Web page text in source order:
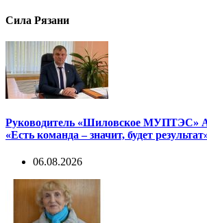
Сила Рязани
Руководитель «Шиловское МУПТЭС»
«Есть команда – значит, будет
06.08.2026